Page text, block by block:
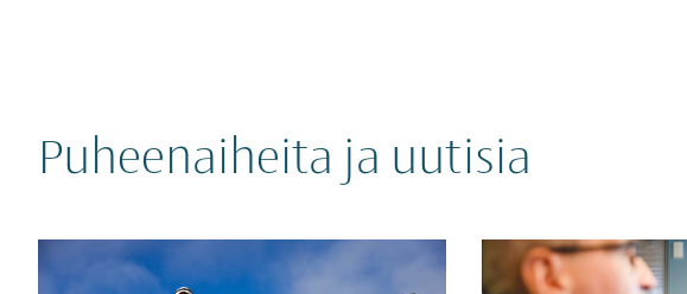
Puheenaiheita ja uutisia